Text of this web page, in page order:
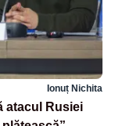
Ionuț Nichita
atacul Rusiei